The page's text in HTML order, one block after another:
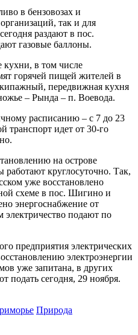
в бензовозах и
так и для
раздают в пос.
газовые баллоны.
кухни, в том числе
горячей пищей жителей в
передвижная кухня
– Рында – п. Воевода.
расписанию – с 7 до 23
транспорт идет от 30-го
на острове
работают круглосуточно. Так,
уже восстановлено
схеме в пос. Шигино и
энергоснабжение от
подают по
предприятия электрических
электроэнергии
уже запитана, в других
подать сегодня, 29 ноября.
Природа